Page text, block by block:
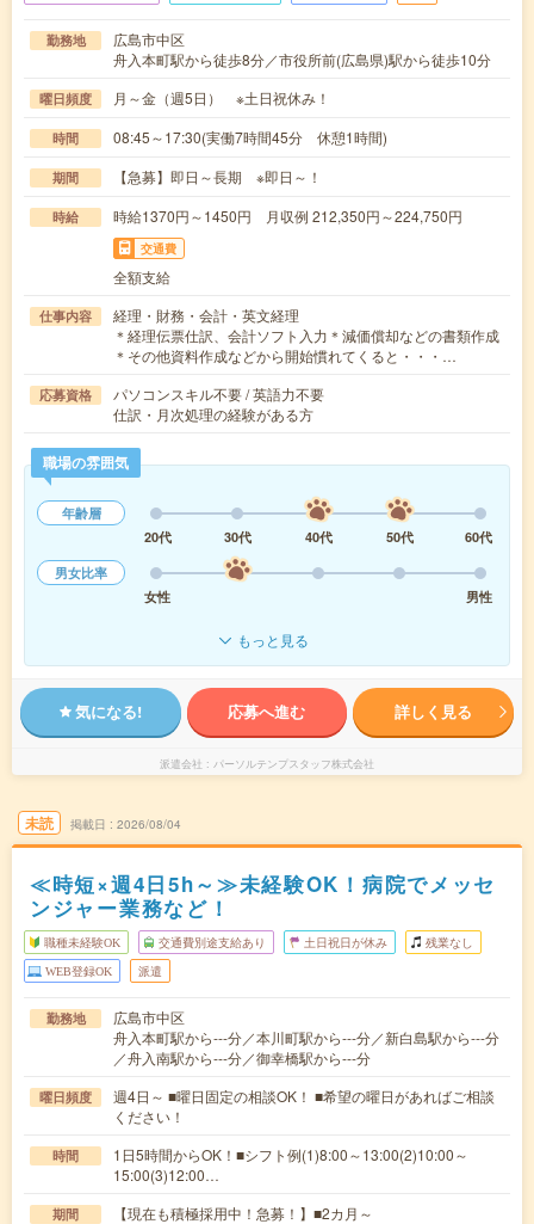
勤務地
広島市中区
舟入本町駅から徒歩8分／市役所前(広島県)駅から徒歩10分
曜日頻度 月～金（週5日） ※土日祝休み！
時間 08:45～17:30(実働7時間45分 休憩1時間)
期間 【急募】即日～長期 ※即日～！
時給 時給1370円～1450円 月収例 212,350円～224,750円
交通費
全額支給
仕事内容
経理・財務・会計・英文経理
＊経理伝票仕訳、会計ソフト入力＊減価償却などの書類作成
＊その他資料作成などから開始慣れてくると・・・…
応募資格
パソコンスキル不要 / 英語力不要
仕訳・月次処理の経験がある方
職場の雰囲気
年齢層
20代
30代 40代 50代
60代
男女比率
女性
男性
もっと見る
気になる! 応募へ進む 詳しく見る
派遣会社 パーソルテンプスタッフ株式会社
未読 掲載日 2026/08/04
≪時短×週4日5h～≫未経験OK！病院でメッセ
ンジャー業務など！
職種未経験OK 交通費別途支給あり 土日祝日が休み 残業なし
WEB登録OK 派遣
勤務地
広島市中区
舟入本町駅から---分／本川町駅から---分／新白島駅から---分
／舟入南駅から---分／御幸橋駅から---分
曜日頻度
週4日～ ■曜日固定の相談OK！ ■希望の曜日があればご相談
ください！
時間
1日5時間からOK！■シフト例(1)8:00～13:00(2)10:00～
15:00(3)12:00…
期間 【現在も積極採用中！急募！】■2カ月～